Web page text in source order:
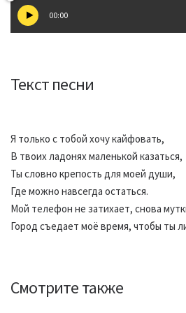
00:00
Текст песни
Я только с тобой хочу кайфовать,
В твоих ладонях маленькой казаться,
Ты словно крепость для моей души,
Где можно навсегда остаться.
Мой телефон не затихает, снова
Город съедает моё время, чтобы ты
Смотрите также